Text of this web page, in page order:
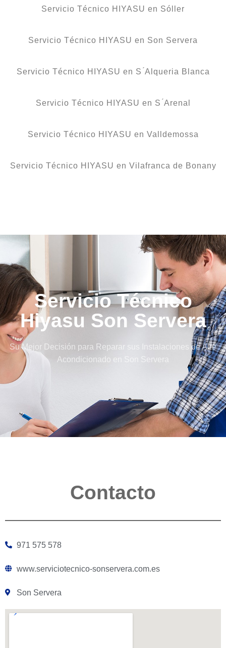
Servicio Técnico HIYASU en Sóller
Servicio Técnico HIYASU en Son Servera
Servicio Técnico HIYASU en S ́Alqueria Blanca
Servicio Técnico HIYASU en S ́Arenal
Servicio Técnico HIYASU en Valldemossa
Servicio Técnico HIYASU en Vilafranca de Bonany
Servicio Técnico
Hiyasu Son Servera
Su Mejor Decisión para Reparar sus Instalaciones de Aire
Acondicionado en Son Servera
Contacto
971 575 578
www.serviciotecnico-sonservera.com.es
Son Servera